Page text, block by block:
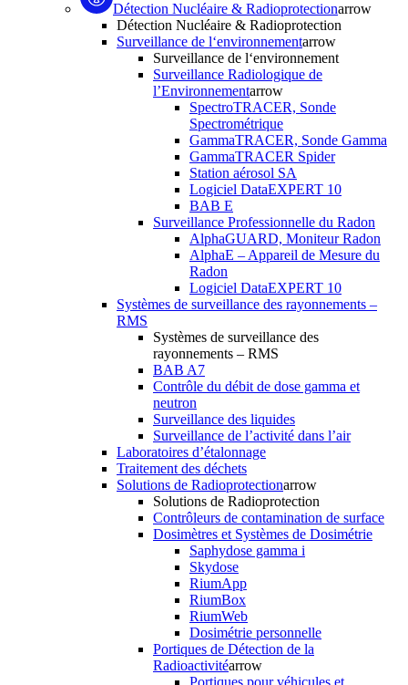
Détection Nucléaire & Radioprotectionarrow
Détection Nucléaire & Radioprotection
Surveillance de l‘environnementarrow
Surveillance de l‘environnement
Surveillance Radiologique de
l’Environnementarrow
SpectroTRACER, Sonde
Spectrométrique
GammaTRACER, Sonde Gamma
GammaTRACER Spider
Station aérosol SA
Logiciel DataEXPERT 10
BAB E
Surveillance Professionnelle du Radon
AlphaGUARD, Moniteur Radon
AlphaE – Appareil de Mesure du
Radon
Logiciel DataEXPERT 10
Systèmes de surveillance des rayonnements –
RMS
Systèmes de surveillance des
rayonnements – RMS
BAB A7
Contrôle du débit de dose gamma et
neutron
Surveillance des liquides
Surveillance de l’activité dans l’air
Laboratoires d’étalonnage
Traitement des déchets
Solutions de Radioprotectionarrow
Solutions de Radioprotection
Contrôleurs de contamination de surface
Dosimètres et Systèmes de Dosimétrie
Saphydose gamma i
Skydose
RiumApp
RiumBox
RiumWeb
Dosimétrie personnelle
Portiques de Détection de la
Radioactivitéarrow
Portiques pour véhicules et